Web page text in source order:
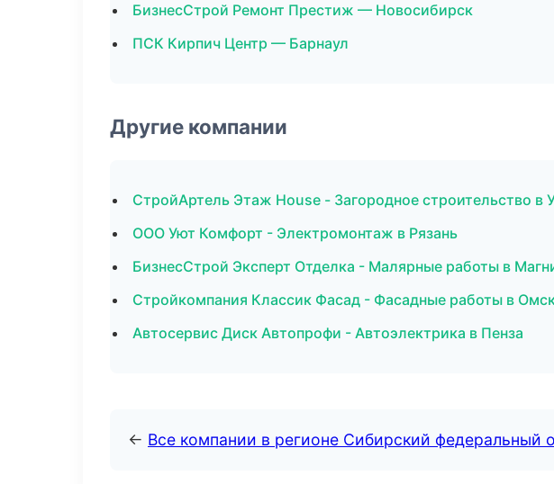
БизнесСтрой Ремонт Престиж — Новосибирск
ПСК Кирпич Центр — Барнаул
Другие компании
СтройАртель Этаж House - Загородное строительство в
ООО Уют Комфорт - Электромонтаж в Рязань
БизнесСтрой Эксперт Отделка - Малярные работы в
Стройкомпания Классик Фасад - Фасадные работы в
Автосервис Диск Автопрофи - Автоэлектрика в Пенза
← Все компании в регионе Сибирский федеральный